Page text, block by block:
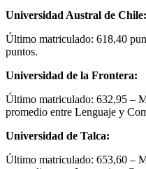
Universidad Austral de Chile:
Último matriculado: 618,40
puntos.
Universidad de la Frontera:
Último matriculado: 632,95 –
promedio entre Lenguaje y
Universidad de Talca:
Último matriculado: 653,60 –